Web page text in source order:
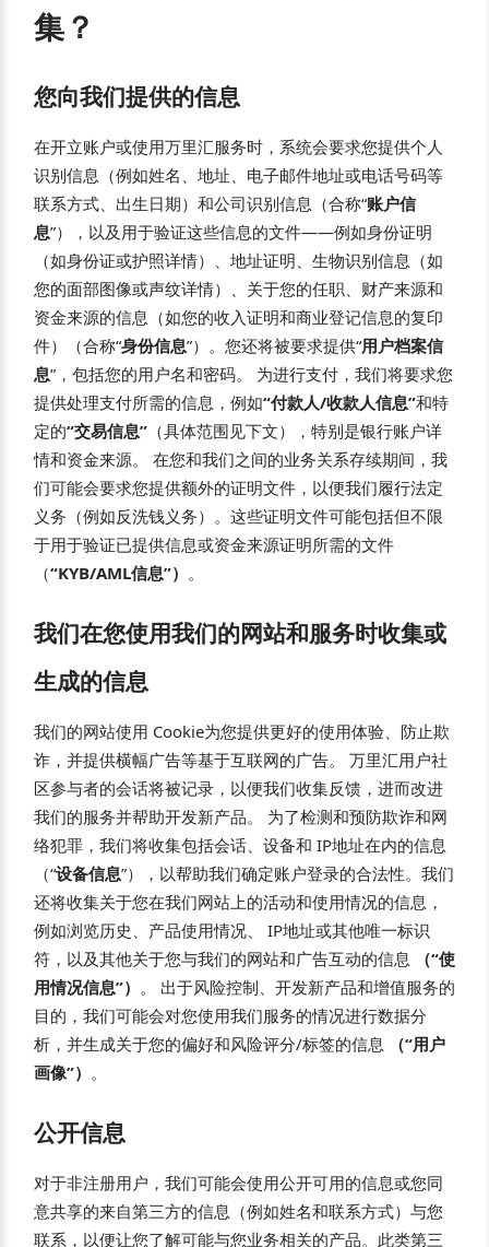
集？
您向我们提供的信息
在开立账户或使用万里汇服务时，系统会要求您提供个人
识别信息（例如姓名、地址、电子邮件地址或电话号码等
联系方式、出生日期）和公司识别信息（合称“账户信
息”），以及用于验证这些信息的文件——例如身份证明
（如身份证或护照详情）、地址证明、生物识别信息（如
您的面部图像或声纹详情）、关于您的任职、财产来源和
资金来源的信息（如您的收入证明和商业登记信息的复印
件）（合称“身份信息”）。您还将被要求提供“用户档案信
息”，包括您的用户名和密码。 为进行支付，我们将要求您
提供处理支付所需的信息，例如“付款人/收款人信息”和特
定的“交易信息” （具体范围见下文），特别是银行账户详
情和资金来源。 在您和我们之间的业务关系存续期间，我
们可能会要求您提供额外的证明文件，以便我们履行法定
义务（例如反洗钱义务）。这些证明文件可能包括但不限
于用于验证已提供信息或资金来源证明所需的文件
（“KYB/AML信息”） 。
我们在您使用我们的网站和服务时收集或
生成的信息
我们的网站使用 Cookie为您提供更好的使用体验、防止欺
诈，并提供横幅广告等基于互联网的广告。 万里汇用户社
区参与者的会话将被记录，以便我们收集反馈，进而改进
我们的服务并帮助开发新产品。 为了检测和预防欺诈和网
络犯罪，我们将收集包括会话、设备和 IP地址在内的信息
（“设备信息”），以帮助我们确定账户登录的合法性。我们
还将收集关于您在我们网站上的活动和使用情况的信息，
例如浏览历史、产品使用情况、 IP地址或其他唯一标识
符，以及其他关于您与我们的网站和广告互动的信息
（“使
用情况信息”） 。 出于风险控制、开发新产品和增值服务的
目的，我们可能会对您使用我们服务的情况进行数据分
析，并生成关于您的偏好和风险评分/标签的信息
（“用户
画像”） 。
公开信息
对于非注册用户，我们可能会使用公开可用的信息或您同
意共享的来自第三方的信息（例如姓名和联系方式）与您
联系，以便让您了解可能与您业务相关的产品。此类第三